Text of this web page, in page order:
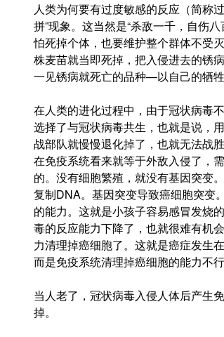
人类为何要有过度敏感的反应（简称
拼”现象。这当然是“杀敌一千，自伤
怕死掉个体，也要维护整个群体不受
株麦苗就当即死掉，把入侵进去的锈
一见锈病就死亡的品种—以自己的牺牲
在人类的进化过程中，由于冠状病毒
选择了与冠状病毒共生，也就是说，
战部队就慢慢退化掉了，也就无法战
在免疫系统看来就等于外敌入侵了，
的。没有细胞繁殖，就没有基因突变
复制DNA。基因突变导致癌细胞突变
的能力。这就是小孩子容易感冒发烧
毒的反应能力下降了，也就很难有机
力清理掉癌细胞了。这就是癌症发生
而是免疫系统清理掉癌细胞的能力不行
当人老了，冠状病毒入侵人体后产生
掉。